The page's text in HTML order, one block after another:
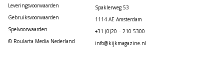
Leveringsvoorwaarden
Gebruiksvoorwaarden
Spelvoorwaarden
© Roularta Media Nederland
Spaklerweg 53
1114 AE Amsterdam
+31 (0)20 – 210 5300
info@kijkmagazine.nl